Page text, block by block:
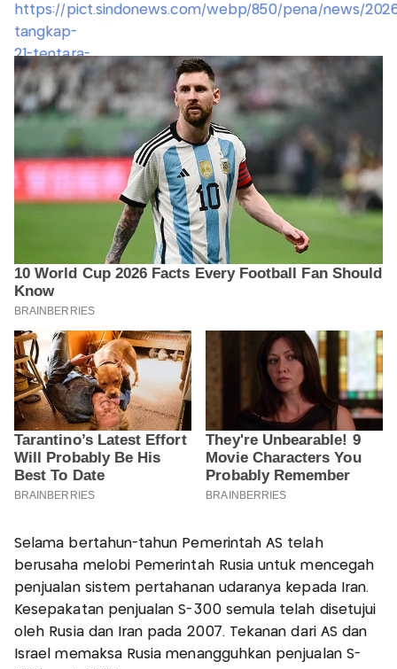
Selama bertahun-tahun Pemerintah AS telah
berusaha melobi Pemerintah Rusia untuk mencegah
penjualan sistem pertahanan udaranya kepada Iran.
Kesepakatan penjualan S-300 semula telah disetujui
oleh Rusia dan Iran pada 2007. Tekanan dari AS dan
Israel memaksa Rusia menangguhkan penjualan S-